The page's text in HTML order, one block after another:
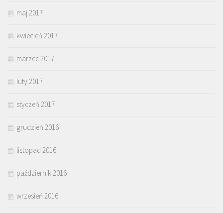
maj 2017
kwiecień 2017
marzec 2017
luty 2017
styczeń 2017
grudzień 2016
listopad 2016
październik 2016
wrzesień 2016